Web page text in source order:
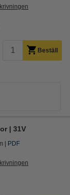
Beställ
| 31V
PDF